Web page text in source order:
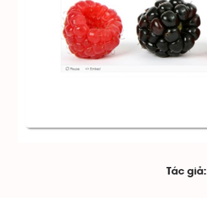
Tác giả: